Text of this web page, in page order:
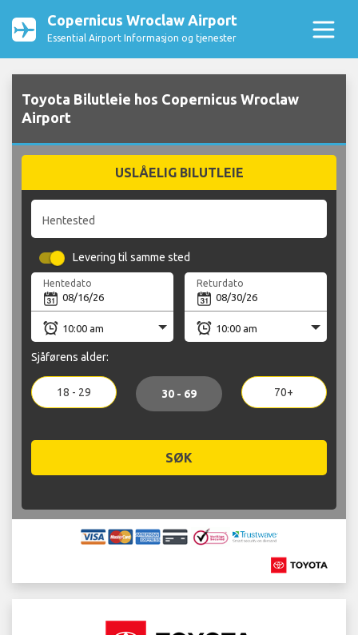
Copernicus Wroclaw Airport
Essential Airport Informasjon og tjenester
Toyota Bilutleie hos Copernicus Wroclaw
Airport
USLÅELIG BILUTLEIE
Hentested
Levering til samme sted
Hentedato Returdato
Sjåførens alder:
18 - 29 30 - 69 70+
SØK